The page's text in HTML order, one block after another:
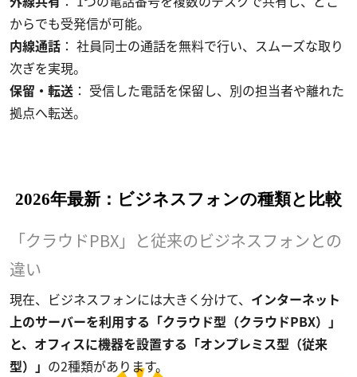
からでも受発信が可能。
内線通話： 社員同士の通話を無料で行い、スムーズな取り
次ぎを実現。
保留・転送： 受信した電話を保留し、別の担当者や離れた
拠点へ転送。
2026年最新：ビジネスフォンの種類と比較
「クラウドPBX」と従来のビジネスフォンとの
違い
現在、ビジネスフォンには大きく分けて、 インターネット
上のサーバーを利用する「クラウド型（クラウドPBX）」
と、オフィスに機器を設置する「オンプレミス型（従来
型）」 の2種類があります。